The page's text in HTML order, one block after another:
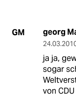
GM georg
ja ja,
sogar
von